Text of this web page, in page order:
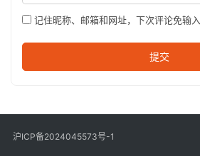
记住昵称、邮箱和网址，下次评论免输入
提交
沪ICP备2024045573号-1